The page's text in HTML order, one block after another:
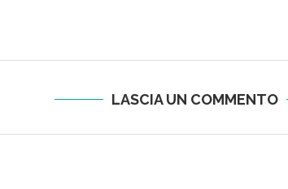
LASCIA UN COMMENTO